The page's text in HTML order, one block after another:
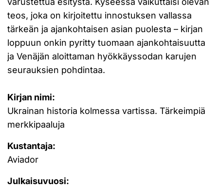
teos, joka on kirjoitettu innostuksen vallassa
tärkeän ja ajankohtaisen asian puolesta – kirjan
loppuun onkin pyritty tuomaan ajankohtaisuutta
ja Venäjän aloittaman hyökkäyssodan karujen
seurauksien pohdintaa.
Kirjan nimi:
Ukrainan historia kolmessa vartissa. Tärkeimpiä
merkkipaaluja
Kustantaja:
Aviador
Julkaisuvuosi: